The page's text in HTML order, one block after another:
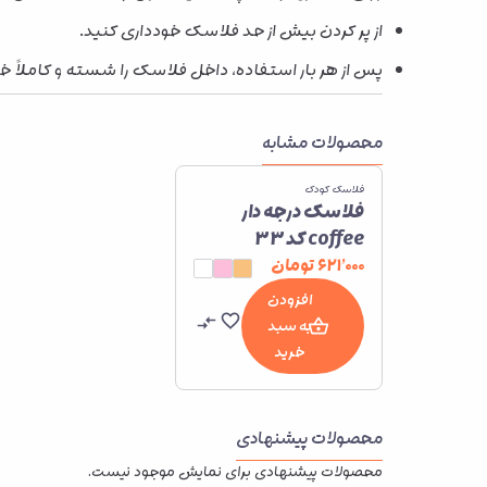
از پر کردن بیش از حد فلاسک خودداری کنید.
پس از هر بار استفاده، داخل فلاسک را شسته و
محصولات مشابه
فلاسک کودک
فلاسک درجه دار
coffee کد 33
۶۲۱٬۰۰۰تومان
افزودن
به سبد
خرید
محصولات پیشنهادی
محصولات پیشنهادی برای نمایش موجود نیست.